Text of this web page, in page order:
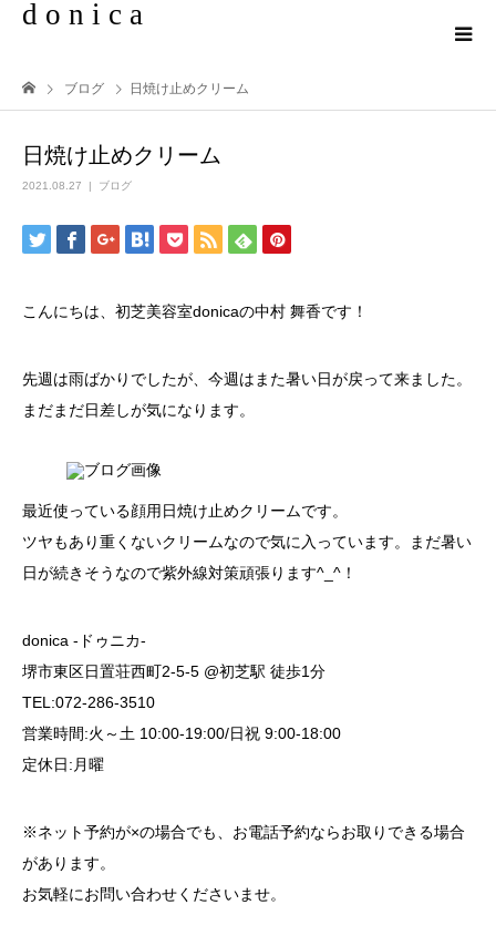
d o n i c a
ブログ 日焼け止めクリーム
日焼け止めクリーム
2021.08.27 ブログ
こんにちは、初芝美容室donicaの中村 舞香です！
先週は雨ばかりでしたが、今週はまた暑い日が戻って来ました。
まだまだ日差しが気になります。
最近使っている顔用日焼け止めクリームです。
ツヤもあり重くないクリームなので気に入っています。まだ暑い
日が続きそうなので紫外線対策頑張ります^_^！
donica -ドゥニカ-
堺市東区日置荘西町2-5-5 @初芝駅 徒歩1分
TEL:072-286-3510
営業時間:火～土 10:00-19:00/日祝 9:00-18:00
定休日:月曜
※ネット予約が×の場合でも、お電話予約ならお取りできる場合
があります。
お気軽にお問い合わせくださいませ。